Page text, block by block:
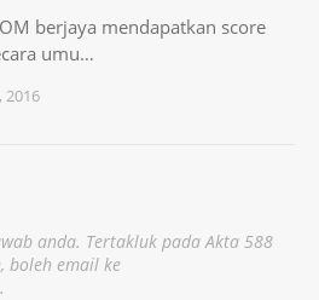
berjaya mendapatkan score
umu…
2016
anda. Tertakluk pada Akta 588
boleh email ke